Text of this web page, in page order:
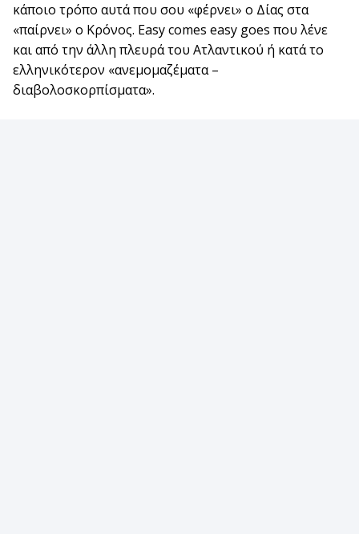
κάποιο τρόπο αυτά που σου «φέρνει» ο Δίας στα
«παίρνει» ο Κρόνος. Easy comes easy goes που λένε
και από την άλλη πλευρά του Ατλαντικού ή κατά το
ελληνικότερον «ανεμομαζέματα –
διαβολοσκορπίσματα».